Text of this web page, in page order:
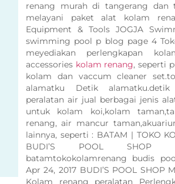
renang murah di tangerang dan
melayani paket alat kolam
Equipment & Tools JOGJA
swimming pool p blog page 4
meyediakan perlengkapan
accessories kolam renang, seperti
kolam dan vaccum cleaner
alamatku Detik
peralatan air jual berbagai jenis
untuk kolam koi,kolam
renang, air mancur
lainnya, seperti : BATAM | TOKO
BUDI’S POOL SHOP
batamtokokolamrenang budis
Apr 24, 2017 BUDI’S POOL SHOP
Kolam renang peralatan